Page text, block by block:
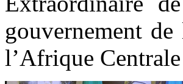
gouvernement
l’Afrique